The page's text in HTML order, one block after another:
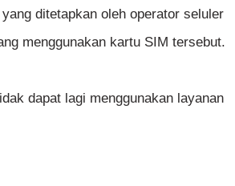
ditetapkan oleh operator seluler
menggunakan kartu SIM tersebut.
dapat lagi menggunakan layanan